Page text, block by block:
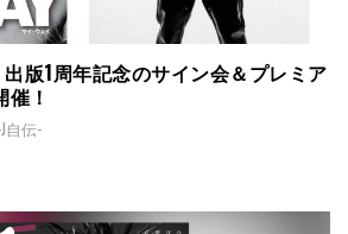
出版1周年記念のサイン会＆プレミア
！
J自伝-